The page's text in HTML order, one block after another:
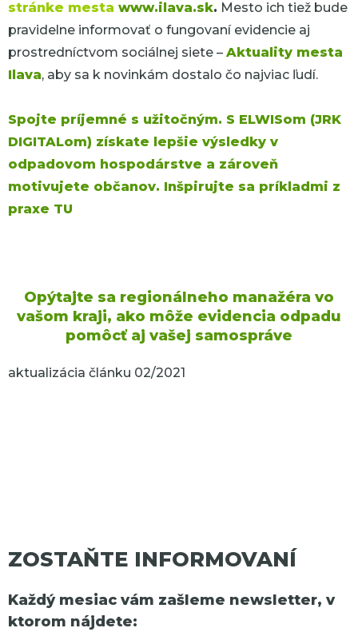
stránke mesta www.ilava.sk. Mesto ich tiež bude
pravidelne informovať o fungovaní evidencie aj
prostredníctvom sociálnej siete – Aktuality mesta
Ilava, aby sa k novinkám dostalo čo najviac ľudí.
Spojte príjemné s užitočným. S ELWISom (JRK
DIGITALom) získate lepšie výsledky v
odpadovom hospodárstve a zároveň
motivujete občanov. Inšpirujte sa príkladmi z
praxe TU
Opýtajte sa regionálneho manažéra vo
vašom kraji, ako môže evidencia odpadu
pomôcť aj vašej samospráve
aktualizácia článku 02/2021
ZOSTAŇTE INFORMOVANÍ
Každý mesiac vám zašleme newsletter, v
ktorom nájdete: